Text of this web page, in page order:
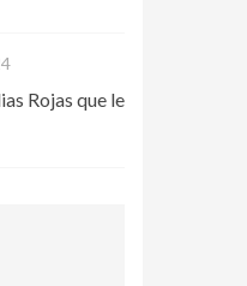
Rojas que le